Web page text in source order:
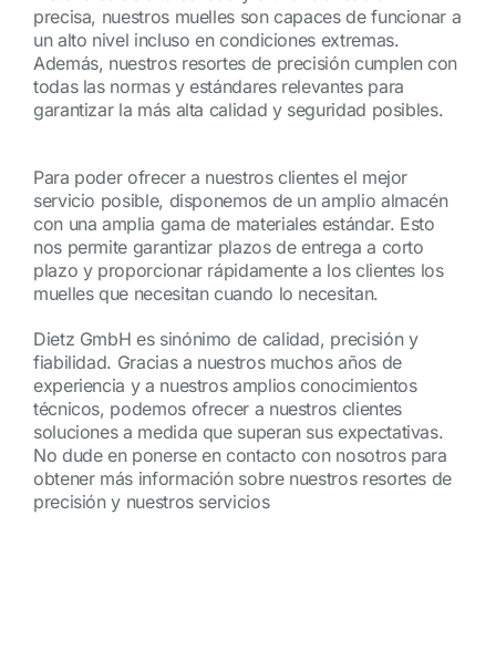
precisa, nuestros muelles son capaces de funcionar a
un alto nivel incluso en condiciones extremas.
Además, nuestros resortes de precisión cumplen con
todas las normas y estándares relevantes para
garantizar la más alta calidad y seguridad posibles.
Para poder ofrecer a nuestros clientes el mejor
servicio posible, disponemos de un amplio almacén
con una amplia gama de materiales estándar. Esto
nos permite garantizar plazos de entrega a corto
plazo y proporcionar rápidamente a los clientes los
muelles que necesitan cuando lo necesitan.
Dietz GmbH es sinónimo de calidad, precisión y
fiabilidad. Gracias a nuestros muchos años de
experiencia y a nuestros amplios conocimientos
técnicos, podemos ofrecer a nuestros clientes
soluciones a medida que superan sus expectativas.
No dude en ponerse en contacto con nosotros para
obtener más información sobre nuestros resortes de
precisión y nuestros servicios